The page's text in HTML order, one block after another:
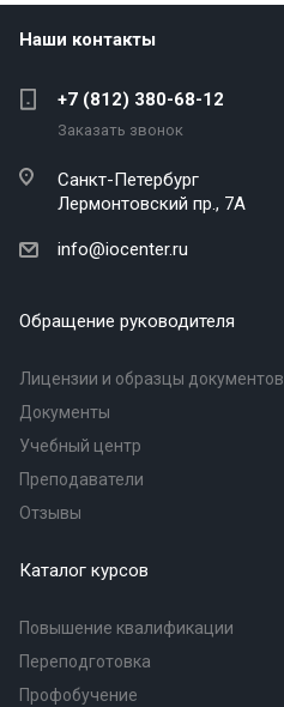
Наши контакты
+7 (812) 380-68-12
Заказать звонок
Санкт-Петербург
Лермонтовский пр., 7А
info@iocenter.ru
Обращение руководителя
Лицензии и образцы документов
Документы
Учебный центр
Преподаватели
Отзывы
Каталог курсов
Повышение квалификации
Переподготовка
Профобучение